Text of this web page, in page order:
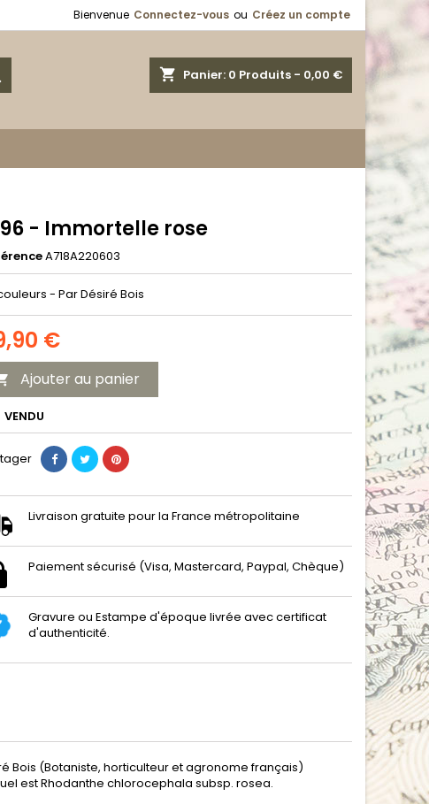
Bienvenue Connectez-vous ou Créez un compte
shopping_cart Panier: 0 Produits - 0,00 €
- Immortelle rose
A718A220603
- Par Désiré Bois
€
Ajouter au panier
VENDU
Livraison gratuite pour la France métropolitaine
Paiement sécurisé (Visa, Mastercard, Paypal, Chèque)
Gravure ou Estampe d'époque livrée avec certificat
d'authenticité.
Bois (Botaniste, horticulteur et agronome français)
est Rhodanthe chlorocephala subsp. rosea.